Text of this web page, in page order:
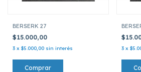
BERSERK 27
$15.000,00
3 x $5.000,00 sin interés 3 x